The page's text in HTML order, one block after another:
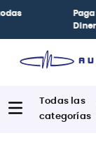
hasta
Diners, BBVA e